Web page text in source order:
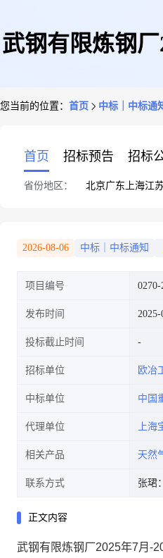
武钢有限炼钢厂
您当前的位置： 首页 中标｜中标通
首页 招标预告 招标
省份地区： 北京广东 上海江
2026-08-06 中标｜中标通知
项目编号 0270-
发布时间 2025-
投标截止时间
招标单位 欧冶
中标单位 中国
代理单位 上
相关产品 天然
联系方式 张珺：
正文内容
武钢有限炼钢厂2025年7月-